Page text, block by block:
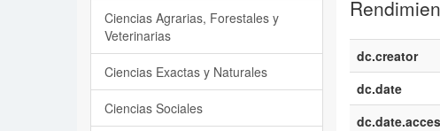
dc.creator
dc.date
Ciencias Agrarias, Forestales y
Veterinarias
Ciencias Exactas y Naturales
Ciencias Sociales